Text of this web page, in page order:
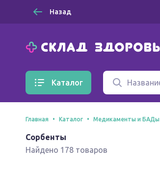
Назад
Каталог
Главная Каталог Медикаменты и БАДы
Сорбенты
Найдено 178 товаров